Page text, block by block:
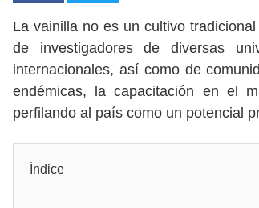
La vainilla no es un cultivo
de investigadores de diversas
internacionales, así como de
endémicas, la capacitación en el
perfilando al país como un potencial
Índice